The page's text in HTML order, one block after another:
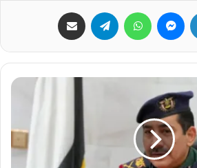
لينكدإن ماسنجر واتساب تيلقرام